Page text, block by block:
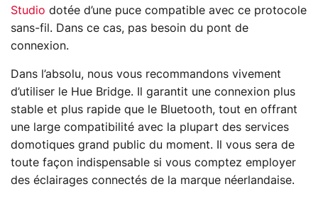
Studio dotée d’une puce compatible avec ce protocole
sans-fil. Dans ce cas, pas besoin du pont de
connexion.
Dans l’absolu, nous vous recommandons vivement
d’utiliser le Hue Bridge. Il garantit une connexion plus
stable et plus rapide que le Bluetooth, tout en offrant
une large compatibilité avec la plupart des services
domotiques grand public du moment. Il vous sera de
toute façon indispensable si vous comptez employer
des éclairages connectés de la marque néerlandaise.